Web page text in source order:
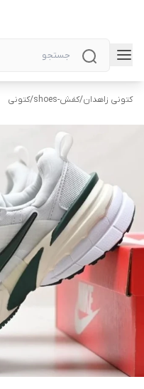
کتونی زاهدان/کفش-shoes /کتونی